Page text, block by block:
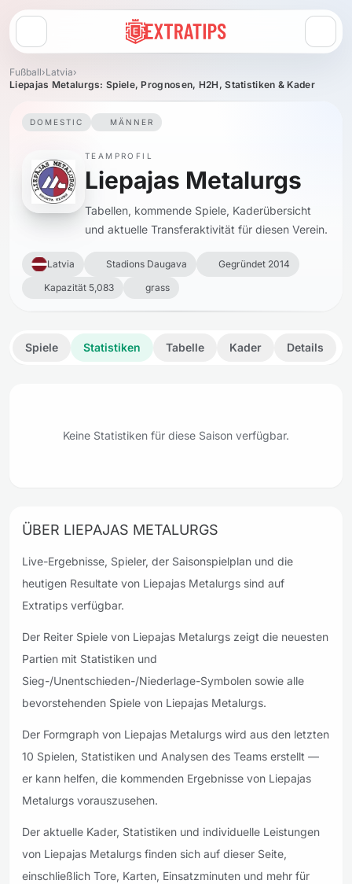
Menü öffnen
Fußball›Latvia›
Liepajas Metalurgs: Spiele, Prognosen, H2H, Statistiken & Kader
DOMESTIC MÄNNER
TEAMPROFIL
Liepajas Metalurgs
Tabellen, kommende Spiele, Kaderübersicht
und aktuelle Transferaktivität für diesen Verein.
Latvia Stadions Daugava
Gegründet 2014
Kapazität 5,083
grass
Spiele Statistiken Tabelle Kader Details
Keine Statistiken für diese Saison verfügbar.
ÜBER LIEPAJAS METALURGS
Live-Ergebnisse, Spieler, der Saisonspielplan und die
heutigen Resultate von Liepajas Metalurgs sind auf
Extratips verfügbar.
Der Reiter Spiele von Liepajas Metalurgs zeigt die neuesten
Partien mit Statistiken und
Sieg-/Unentschieden-/Niederlage-Symbolen sowie alle
bevorstehenden Spiele von Liepajas Metalurgs.
Der Formgraph von Liepajas Metalurgs wird aus den letzten
10 Spielen, Statistiken und Analysen des Teams erstellt —
er kann helfen, die kommenden Ergebnisse von Liepajas
Metalurgs vorauszusehen.
Der aktuelle Kader, Statistiken und individuelle Leistungen
von Liepajas Metalurgs finden sich auf dieser Seite,
einschließlich Tore, Karten, Einsatzminuten und mehr für